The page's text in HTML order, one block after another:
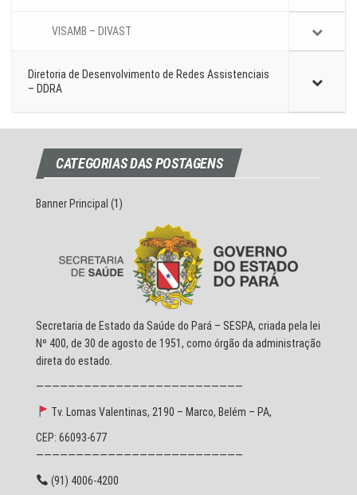
VISAMB – DIVAST
Diretoria de Desenvolvimento de Redes Assistenciais
– DDRA
CATEGORIAS DAS POSTAGENS
Banner Principal (1)
Secretaria de Estado da Saúde do Pará – SESPA, criada pela lei
Nº 400, de 30 de agosto de 1951, como órgão da administração
direta do estado.
——————————————————————————
Tv. Lomas Valentinas, 2190 – Marco, Belém – PA,
CEP: 66093-677
——————————————————————————
(91) 4006-4200